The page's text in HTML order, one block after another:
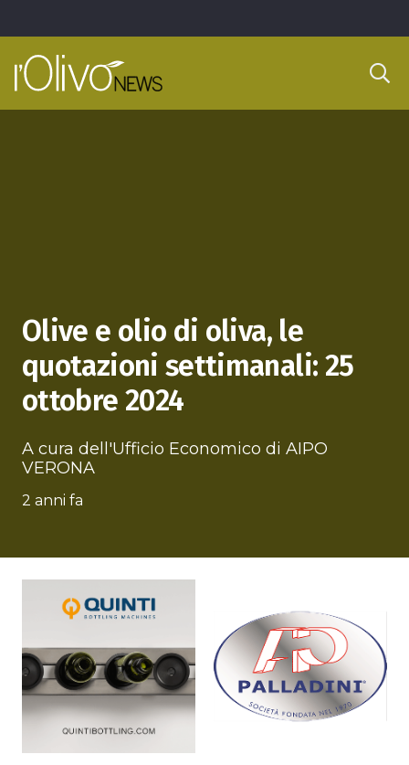
Olive e olio di oliva, le
quotazioni settimanali: 25
ottobre 2024
A cura dell'Ufficio Economico di AIPO
VERONA
2 anni fa